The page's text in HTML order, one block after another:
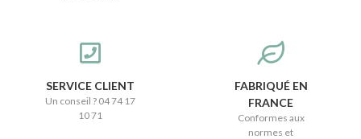
SERVICE CLIENT
Un conseil ? 04 74 17
10 71
FABRIQUÉ EN
FRANCE
Conformes aux
normes et